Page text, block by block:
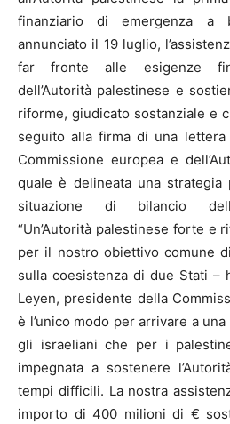
finanziario di emergenza a
annunciato il 19 luglio,
far fronte alle esigenze
dell’Autorità palestinese e
riforme, giudicato sostanziale e
seguito alla firma di una
Commissione europea e
quale è delineata una
situazione di bilancio
“Un’Autorità palestinese forte e
per il nostro obiettivo comune
sulla coesistenza di due Stati –
Leyen, presidente della
è l’unico modo per arrivare a
gli israeliani che per i
impegnata a sostenere
tempi difficili. La nostra
importo di 400 milioni di €